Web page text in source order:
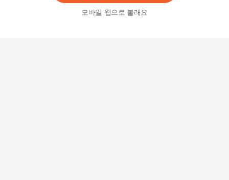
모바일 웹으로 볼래요